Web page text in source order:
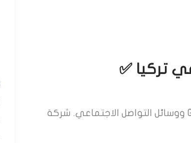
تركيا ✅
تأكد من قراءة تقييمات العملاء السابقين على Google ووسائل التواصل الاجتماعي. شركة